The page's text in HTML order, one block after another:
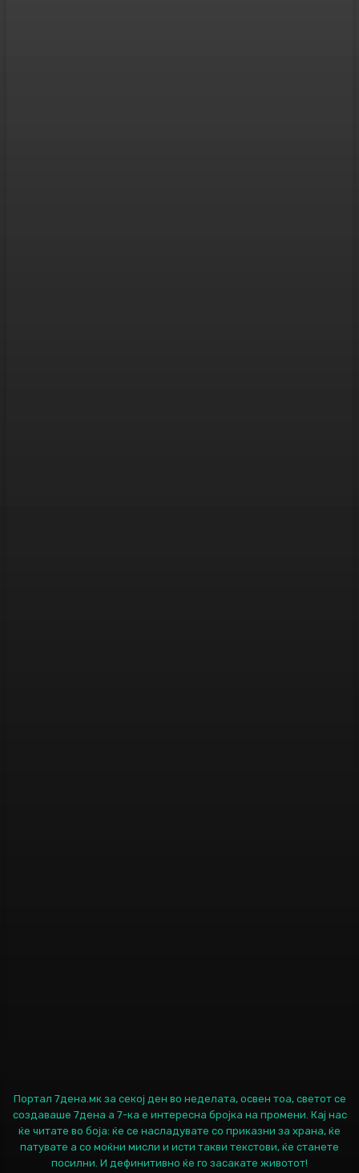
Портал 7дена.мк за секој ден во неделата, освен тоа, светот се
создаваше 7дена а 7-ка е интересна бројка на промени. Кај нас
ќе читате во боја: ќе се насладувате со приказни за храна, ќе
патувате а со моќни мисли и исти такви текстови, ќе станете
посилни. И дефинитивно ќе го засакате животот!